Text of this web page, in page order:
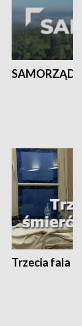
SAMORZĄD
Trzecia fala -